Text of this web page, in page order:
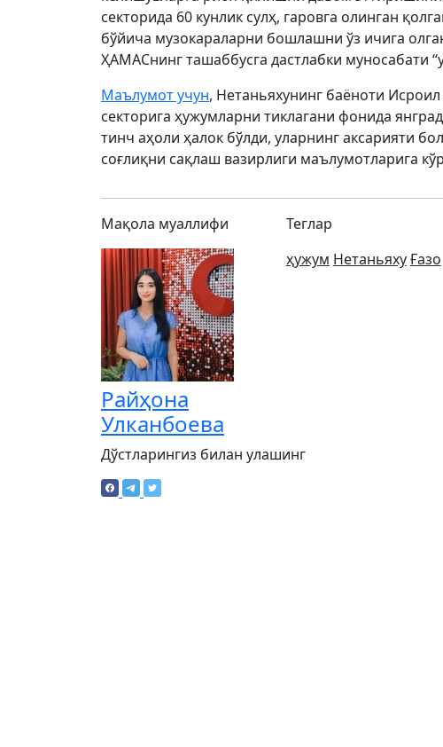
секторида 60 кунлик сулҳ, гаровга олинган
бўйича музокараларни бошлашни ўз ичига
ҲАМАСнинг ташаббусга дастлабки муносабати
Маълумот учун, Нетаньяхунинг баёноти Исроил
секторига ҳужумларни тиклагани фонида
тинч аҳоли ҳалок бўлди, уларнинг аксарияти
соғлиқни сақлаш вазирлиги маълумотларига
Мақола муаллифи
Райҳона
Улканбоева
Теглар
ҳужум НетаньяхуҒазо
Дўстларингиз билан улашинг